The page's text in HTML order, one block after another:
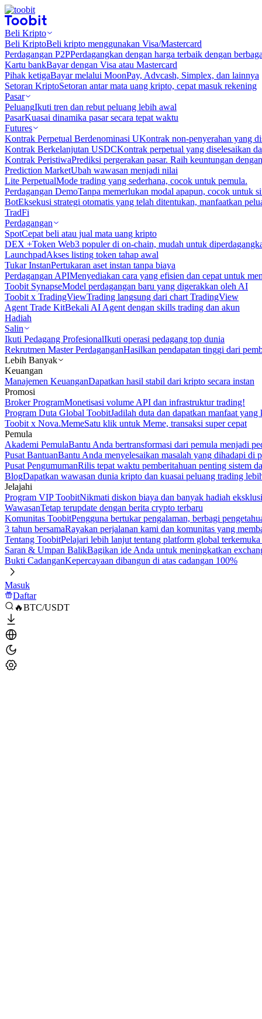
Beli Kripto
Beli KriptoBeli kripto menggunakan Visa/Mastercard
Perdagangan P2PPerdagangkan dengan harga terbaik dengan
Kartu bankBayar dengan Visa atau Mastercard
Pihak ketigaBayar melalui MoonPay, Advcash, Simplex, dan lainnya
Setoran KriptoSetoran antar mata uang kripto, cepat masuk rekening
Pasar
PeluangIkuti tren dan rebut peluang lebih awal
PasarKuasai dinamika pasar secara tepat waktu
Futures
Kontrak Perpetual Berdenominasi UKontrak non-penyerahan yang
Kontrak Berkelanjutan USDCKontrak perpetual yang diselesaikan
Kontrak PeristiwaPrediksi pergerakan pasar. Raih keuntungan
Prediction MarketUbah wawasan menjadi nilai
Lite PerpetualMode trading yang sederhana, cocok untuk pemula.
Perdagangan DemoTanpa memerlukan modal apapun, cocok untuk
BotEksekusi strategi otomatis yang telah ditentukan, manfaatkan
TradFi
Perdagangan
SpotCepat beli atau jual mata uang kripto
DEX +Token Web3 populer di on-chain, mudah untuk
LaunchpadAkses listing token tahap awal
Tukar InstanPertukaran aset instan tanpa biaya
Perdagangan APIMenyediakan cara yang efisien dan cepat untuk
Toobit SynapseModel perdagangan baru yang digerakkan oleh AI
Toobit x TradingViewTrading langsung dari chart TradingView
Agent Trade KitBekali AI Agent dengan skills trading dan akun
Hadiah
Salin
Ikuti Pedagang ProfesionalIkuti operasi pedagang top dunia
Rekrutmen Master PerdaganganHasilkan pendapatan tinggi dari
Lebih Banyak
Keuangan
Manajemen KeuanganDapatkan hasil stabil dari kripto secara instan
Promosi
Broker ProgramMonetisasi volume API dan infrastruktur trading!
Program Duta Global ToobitJadilah duta dan dapatkan manfaat
Toobit x Nova.MemeSatu klik untuk Meme, transaksi super cepat
Pemula
Akademi PemulaBantu Anda bertransformasi dari pemula menjadi
Pusat BantuanBantu Anda menyelesaikan masalah yang dihadapi di
Pusat PengumumanRilis tepat waktu pemberitahuan penting sistem
BlogDapatkan wawasan dunia kripto dan kuasai peluang trading
Jelajahi
Program VIP ToobitNikmati diskon biaya dan banyak hadiah
WawasanTetap terupdate dengan berita crypto terbaru
Komunitas ToobitPengguna bertukar pengalaman, berbagi
3 tahun bersamaRayakan perjalanan kami dan komunitas yang
Tentang ToobitPelajari lebih lanjut tentang platform global
Saran & Umpan BalikBagikan ide Anda untuk meningkatkan
Bukti CadanganKepercayaan dibangun di atas cadangan 100%
Masuk
Daftar
🔥BTC/USDT